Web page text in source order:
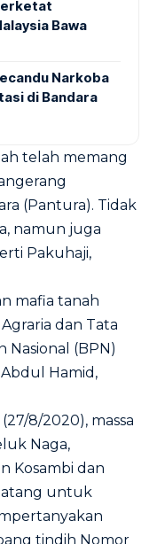
Bawa
Narkoba
di Bandara
telah memang
(Pantura). Tidak
namun juga
Pakuhaji,
mafia tanah
dan Tata
Nasional (BPN)
Hamid,
8/2020), massa
Naga,
Kosambi dan
untuk
tindih Nomor